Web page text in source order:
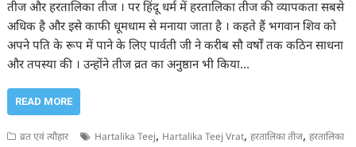
तीज और हरतालिका तीज । पर हिंदू धर्म में हरतालिका तीज की व्यापकता सबसे
अधिक है और इसे काफी धूमधाम से मनाया जाता है । कहते हैं भगवान शिव को
अपने पति के रूप में पाने के लिए पार्वती जी ने करीब सौ वर्षों तक कठिन साधना
और तपस्या की । उन्होंने तीज व्रत का अनुष्ठान भी किया…
READ MORE
व्रत एवं त्यौहार Hartalika Teej, Hartalika Teej Vrat,हरतालिका तीज,हरतालिका